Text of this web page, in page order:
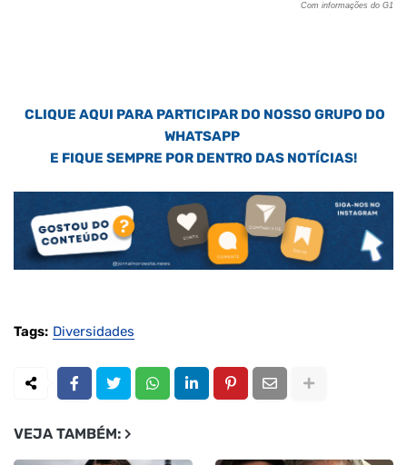
Com informações do G1
CLIQUE AQUI PARA PARTICIPAR DO NOSSO GRUPO DO
WHATSAPP
E FIQUE SEMPRE POR DENTRO DAS NOTÍCIAS!
Tags: Diversidades
VEJA TAMBÉM: